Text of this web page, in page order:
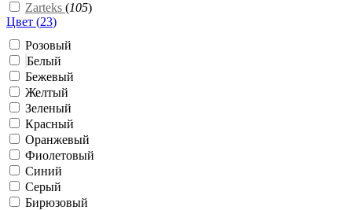
Zarteks (105)
Цвет (23)
Розовый
Белый
Бежевый
Желтый
Зеленый
Красный
Оранжевый
Фиолетовый
Синий
Серый
Бирюзовый